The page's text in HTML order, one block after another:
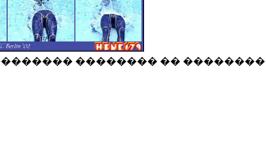
�������� �� ��������